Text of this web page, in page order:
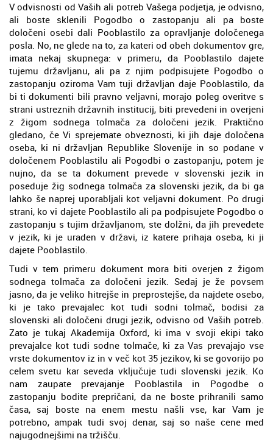
V odvisnosti od Vaših ali potreb Vašega podjetja, je odvisno,
ali boste sklenili Pogodbo o zastopanju ali pa boste
določeni osebi dali Pooblastilo za opravljanje določenega
posla. No, ne glede na to, za kateri od obeh dokumentov gre,
imata nekaj skupnega: v primeru, da Pooblastilo dajete
tujemu državljanu, ali pa z njim podpisujete Pogodbo o
zastopanju oziroma Vam tuji državljan daje Pooblastilo, da
bi ti dokumenti bili pravno veljavni, morajo poleg overitve s
strani ustreznih državnih institucij, biti prevedeni in overjeni
z žigom sodnega tolmača za določeni jezik. Praktično
gledano, če Vi sprejemate obveznosti, ki jih daje določena
oseba, ki ni državljan Republike Slovenije in so podane v
določenem Pooblastilu ali Pogodbi o zastopanju, potem je
nujno, da se ta dokument prevede v slovenski jezik in
poseduje žig sodnega tolmača za slovenski jezik, da bi ga
lahko še naprej uporabljali kot veljavni dokument. Po drugi
strani, ko vi dajete Pooblastilo ali pa podpisujete Pogodbo o
zastopanju s tujim državljanom, ste dolžni, da jih prevedete
v jezik, ki je uraden v državi, iz katere prihaja oseba, ki ji
dajete Pooblastilo.
Tudi v tem primeru dokument mora biti overjen z žigom
sodnega tolmača za določeni jezik. Sedaj je že povsem
jasno, da je veliko hitrejše in preprostejše, da najdete osebo,
ki je tako prevajalec kot tudi sodni tolmač, bodisi za
slovenski ali določeni drugi jezik, odvisno od Vaših potreb.
Zato je tukaj Akademija Oxford, ki ima v svoji ekipi tako
prevajalce kot tudi sodne tolmače, ki za Vas prevajajo vse
vrste dokumentov iz in v več kot 35 jezikov, ki se govorijo po
celem svetu kar seveda vključuje tudi slovenski jezik. Ko
nam zaupate prevajanje Pooblastila in Pogodbe o
zastopanju bodite prepričani, da ne boste prihranili samo
časa, saj boste na enem mestu našli vse, kar Vam je
potrebno, ampak tudi svoj denar, saj so naše cene med
najugodnejšimi na tržišču.